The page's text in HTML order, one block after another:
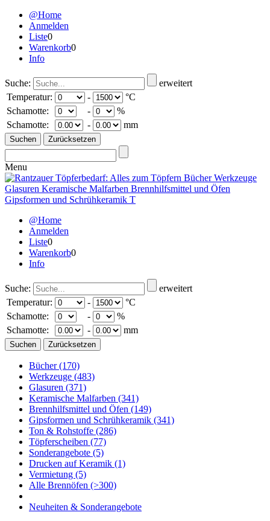
@Home
Anmelden
Liste0
Warenkorb0
Info
Suche:
erweitert
Temperatur:
-
°C
Schamotte:
-
%
Schamotte:
- mm
Menu
@Home
Anmelden
Liste0
Warenkorb0
Info
Suche:
erweitert
Temperatur:
-
°C
Schamotte:
-
%
Schamotte:
- mm
Bücher(170)
Werkzeuge (483)
Glasuren (371)
Keramische Malfarben (341)
Brennhilfsmittel und Öfen (149)
Gipsformen und Schrühkeramik (341)
Ton & Rohstoffe (286)
Töpferscheiben (77)
Sonderangebote (5)
Drucken auf Keramik (1)
Vermietung (5)
Alle Brennöfen (>300)
Neuheiten & Sonderangebote